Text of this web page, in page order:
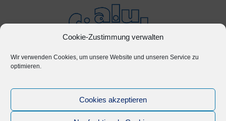
Cookie-Zustimmung verwalten
Wir verwenden Cookies, um unsere Website und unseren Service zu
optimieren.
Cookies akzeptieren
follow us: